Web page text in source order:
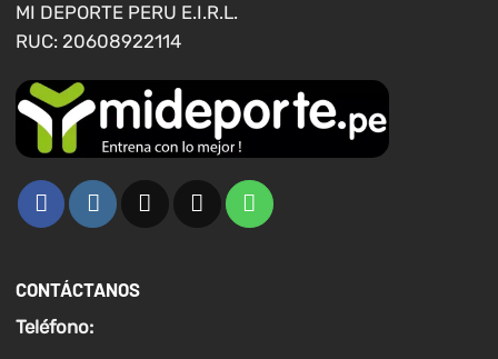
MI DEPORTE PERU E.I.R.L.
RUC: 20608922114
CONTÁCTANOS
Teléfono: